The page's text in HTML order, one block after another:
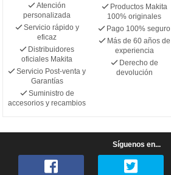
Atención
personalizada
Servicio rápido y
eficaz
Distribuidores
oficiales Makita
Servicio Post-venta y
Garantías
Suministro de
accesorios y recambios
Productos Makita
100% originales
Pago 100% seguro
Más de 60 años de
experiencia
Derecho de
devolución
Síguenos en...